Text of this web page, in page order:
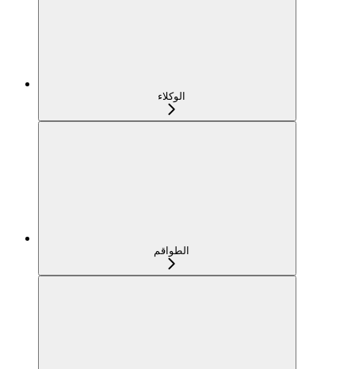
الوكلاء
الطواقم